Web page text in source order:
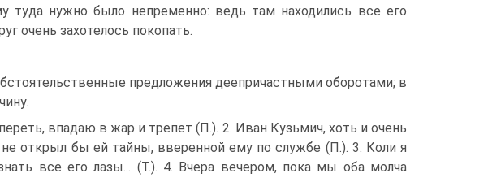
туда нужно было непременно: ведь там находились все его
очень захотелось покопать.
предложения деепричастными оборотами; в
впадаю в жар и трепет (П.). 2. Иван Кузьмич, хоть и очень
открыл бы ей тайны, вверенной ему по службе (П.). 3. Коли я
все его лазы... (Т.). 4. Вчера вечером, пока мы оба молча